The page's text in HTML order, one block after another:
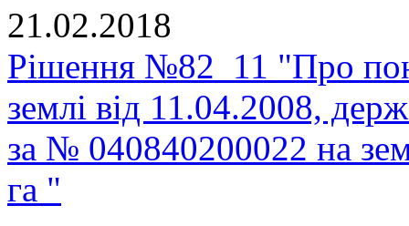
21.02.2018
Рішення №82_11 "Про
землі від 11.04.2008,
за № 040840200022 на
га "